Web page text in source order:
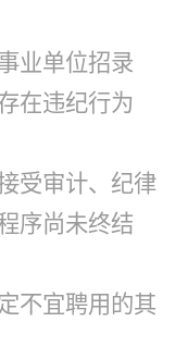
业单位招录
在违纪行为
受审计、纪律
序尚未终结
不宜聘用的其